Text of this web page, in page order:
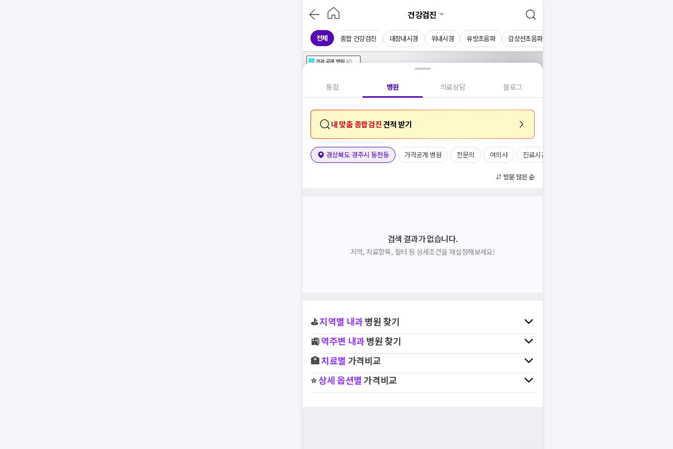
건강검진
전체 종합 건강검진 대장내시경 위내시경 유방초음파 갑상선초음파
가격공개 병원AD
통합 병원 의료상담 블로그
내 맞춤 종합검진 견적 받기
경상북도 경주시 동천동 가격공개 병원 전문의 여의사 진료시간
방문 많은 순
검색 결과가 없습니다.
지역, 치료항목, 필터 등 상세조건을 재설정해보세요!
⛳지역별 내과병원 찾기
🚉역주변 내과병원 찾기
🏥치료별 가격비교
⭐상세 옵션별가격비교